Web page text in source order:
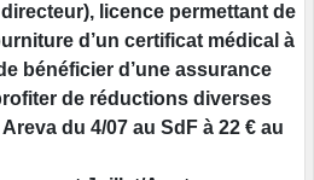
licence permettant de
d’un certificat médical à
bénéficier d’une assurance
de réductions diverses
du 4/07 au SdF à 22 € au